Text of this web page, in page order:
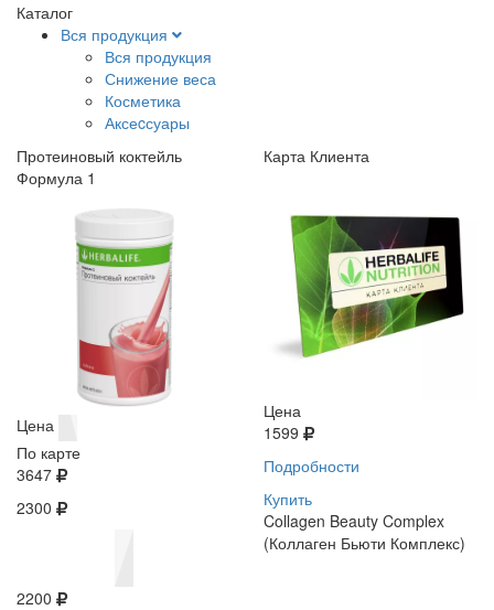
Каталог
Вся продукция
Вся продукция
Снижение веса
Косметика
Аксеcсуары
Протеиновый коктейль
Формула 1
Цена
По карте
3647
2300
2200
Карта Клиента
Цена
1599
Подробности
Купить
Collagen Beauty Complex
(Коллаген Бьюти Комплекс)